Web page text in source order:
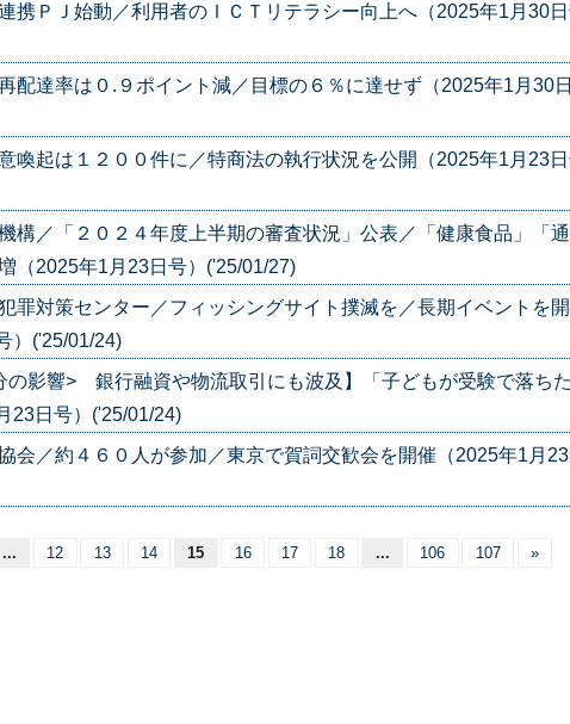
携ＰＪ始動／利用者のＩＣＴリテラシー向上へ（2025年1月30
配達率は０.９ポイント減／目標の６％に達せず（2025年1月30
喚起は１２００件に／特商法の執行状況を公開（2025年1月23
構／「２０２４年度上半期の審査状況」公表／「健康食品」「
（2025年1月23日号）('25/01/27)
罪対策センター／フィッシングサイト撲滅を／長期イベントを
）('25/01/24)
の影響> 銀行融資や物流取引にも波及】「子どもが受験で落ち
23日号）('25/01/24)
会／約４６０人が参加／東京で賀詞交歓会を開催（2025年1月23
... 12 13 14 15 16 17 18 ... 106 107 »